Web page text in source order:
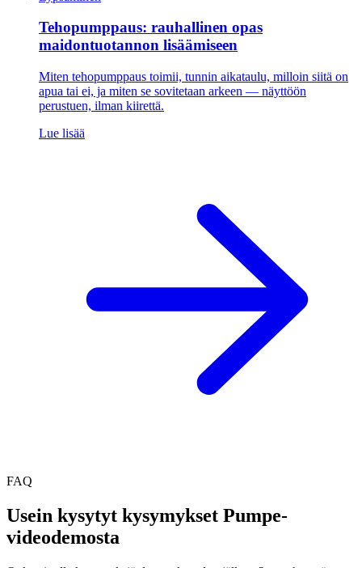
Tehopumppaus: rauhallinen opas
maidontuotannon lisäämiseen
Miten tehopumppaus toimii, tunnin aikataulu, milloin siitä on
apua tai ei, ja miten se sovitetaan arkeen — näyttöön
perustuen, ilman kiirettä.
Lue lisää
FAQ
Usein kysytyt kysymykset Pumpe-
videodemosta